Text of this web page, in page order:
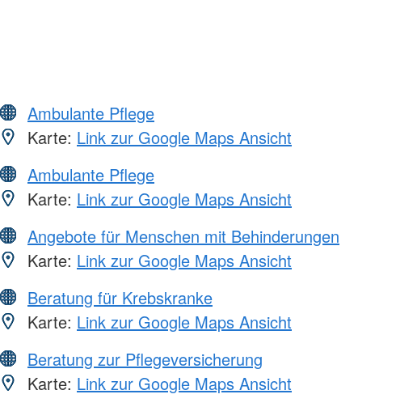
Ambulante Pflege
Karte: Link zur Google Maps Ansicht
Ambulante Pflege
Karte: Link zur Google Maps Ansicht
Angebote für Menschen mit Behinderungen
Karte: Link zur Google Maps Ansicht
Beratung für Krebskranke
Karte: Link zur Google Maps Ansicht
Beratung zur Pflegeversicherung
Karte: Link zur Google Maps Ansicht